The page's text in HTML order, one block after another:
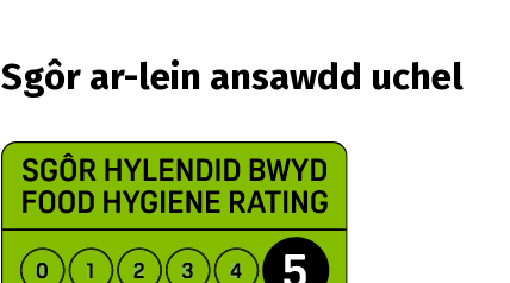
Sgôr ar-lein ansawdd uchel